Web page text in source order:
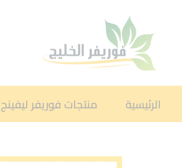
الرئيسية منتجات فوريفر ليفينج